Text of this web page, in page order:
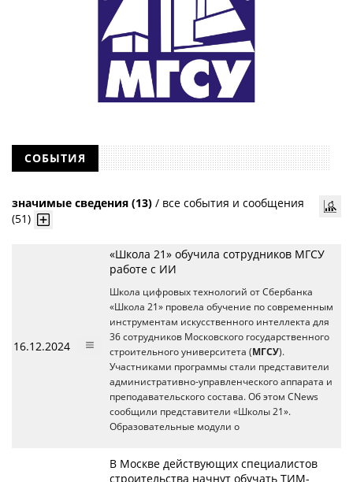
СОБЫТИЯ
значимые сведения (13) / все события и сообщения
(51)
16.12.2024
«Школа 21» обучила сотрудников МГСУ
работе с ИИ
Школа цифровых технологий от Сбербанка
«Школа 21» провела обучение по современным
инструментам искусственного интеллекта для
36 сотрудников Московского государственного
строительного университета (МГСУ).
Участниками программы стали представители
административно-управленческого аппарата и
преподавательского состава. Об этом CNews
сообщили представители «Школы 21».
Образовательные модули о
В Москве действующих специалистов
строительства начнут обучать ТИМ-